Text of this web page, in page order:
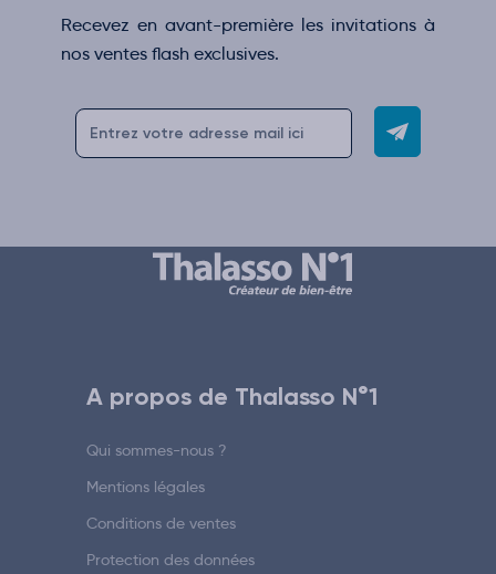
Recevez en avant-première les invitations à
nos ventes flash exclusives.
A propos de Thalasso N°1
Qui sommes-nous ?
Mentions légales
Conditions de ventes
Protection des données